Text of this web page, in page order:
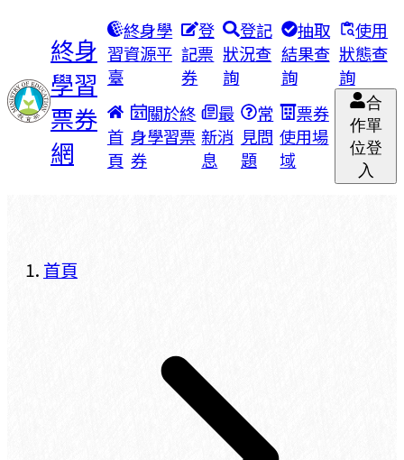
終身
學習
票券
網
終身學
習資源平
臺
登
記票
券
登記
狀況查
詢
抽取
結果查
詢
使用
狀態查
詢
首
頁
關於終
身學習票
券
最
新消
息
常
見問
題
票券
使用場
域
合
作單
位登
入
首頁